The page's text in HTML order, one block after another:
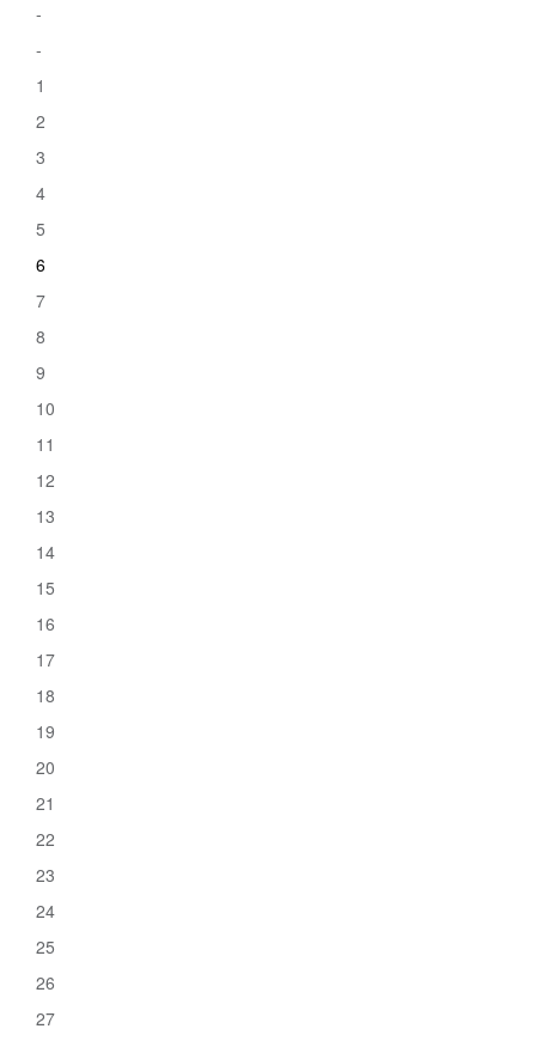
-
-
1
2
3
4
5
6
7
8
9
10
11
12
13
14
15
16
17
18
19
20
21
22
23
24
25
26
27